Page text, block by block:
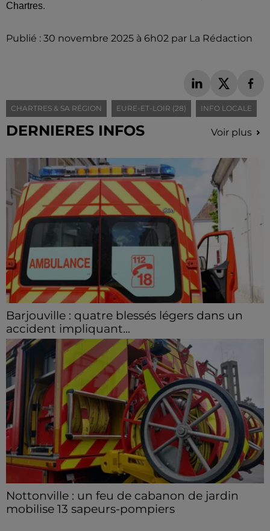
Chartres.
Publié : 30 novembre 2025 à 6h02 par La Rédaction
CHARTRES & SA RÉGION EURE-ET-LOIR (28) INFO LOCALE
DERNIERES INFOS Voir plus
Barjouville : quatre blessés légers dans un
accident impliquant...
La circulation a été fortement perturbée ce samedi
après-midi sur la D910 à hauteur de Barjouville à la
suite d'une collision entre trois véhicules. Quatre...
Nottonville : un feu de cabanon de jardin
mobilise 13 sapeurs-pompiers